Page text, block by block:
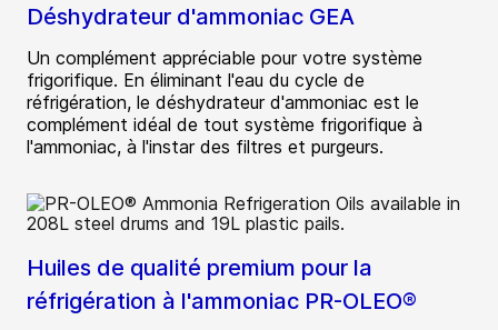
Déshydrateur d'ammoniac GEA
Un complément appréciable pour votre système
frigorifique. En éliminant l'eau du cycle de
réfrigération, le déshydrateur d'ammoniac est le
complément idéal de tout système frigorifique à
l'ammoniac, à l'instar des filtres et purgeurs.
Huiles de qualité premium pour la
réfrigération à l'ammoniac PR-OLEO®